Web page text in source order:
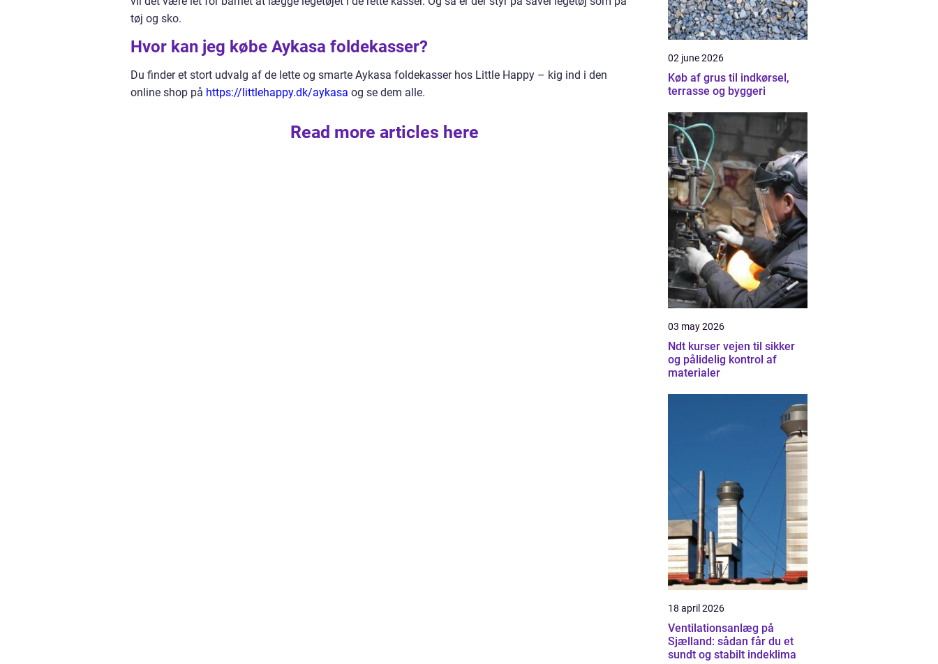
tøj og sko.
Hvor kan jeg købe Aykasa foldekasser?
Du finder et stort udvalg af de lette og smarte Aykasa foldekasser hos Little Happy – kig ind i den
online shop på https://littlehappy.dk/aykasa og se dem alle.
Read more articles here
02 june 2026
Køb af grus til indkørsel,
terrasse og byggeri
03 may 2026
Ndt kurser vejen til sikker
og pålidelig kontrol af
materialer
18 april 2026
Ventilationsanlæg på
Sjælland: sådan får du et
sundt og stabilt indeklima